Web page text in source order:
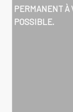
PERMANENT À
POSSIBLE.